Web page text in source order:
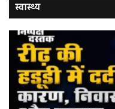
स्वास्थ्य